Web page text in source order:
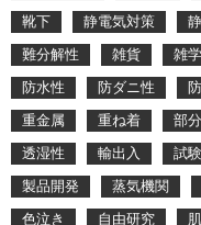
靴下
静電気対策
難分解性
雑貨 雑学
防水性
防ダニ性
重金属
重ね着 部
透湿性
輸出入 試
製品開発
蒸気機関
色泣き
自由研究